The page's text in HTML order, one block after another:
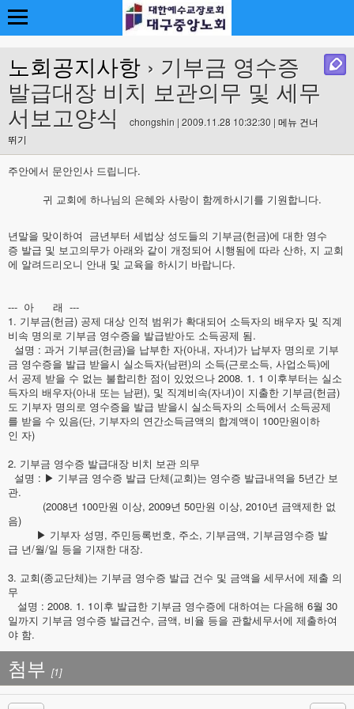
노회공지사항 › 기부금 영수증
발급대장 비치 보관의무 및 세무
서보고양식
chongshin | 2009.11.28 10:32:30 | 메뉴 건너
뛰기
주안에서 문안인사 드립니다.
귀 교회에 하나님의 은혜와 사랑이 함께하시기를 기원합니다.
년말을 맞이하여 금년부터 세법상 성도들의 기부금(헌금)에 대한 영수
증 발급 및 보고의무가 아래와 같이 개정되어 시행됨에 따라 산하, 지 교회
에 알려드리오니 안내 및 교육을 하시기 바랍니다.
--- 아 래 ---
1. 기부금(헌금) 공제 대상 인적 범위가 확대되어 소득자의 배우자 및 직계
비속 명의로 기부금 영수증을 발급받아도 소득공제 됨.
설명 : 과거 기부금(헌금)을 납부한 자(아내, 자녀)가 납부자 명의로 기부
금 영수증을 발급 받을시 실소득자(남편)의 소득(근로소득, 사업소득)에
서 공제 받을 수 없는 불합리한 점이 있었으나 2008. 1. 1 이후부터는 실소
득자의 배우자(아내 또는 남편), 및 직계비속(자녀)이 지출한 기부금(헌금)
도 기부자 명의로 영수증을 발급 받을시 실소득자의 소득에서 소득공제
를 받을 수 있음(단, 기부자의 연간소득금액의 합계액이 100만원이하
인 자)
2. 기부금 영수증 발급대장 비치 보관 의무
설명 : ▶ 기부금 영수증 발급 단체(교회)는 영수증 발급내역을 5년간 보
관.
(2008년 100만원 이상, 2009년 50만원 이상, 2010년 금액제한 없
음)
▶ 기부자 성명, 주민등록번호, 주소, 기부금액, 기부금영수증 발
급 년/월/일 등을 기재한 대장.
3. 교회(종교단체)는 기부금 영수증 발급 건수 및 금액을 세무서에 제출 의
무
설명 : 2008. 1. 1이후 발급한 기부금 영수증에 대하여는 다음해 6월 30
일까지 기부금 영수증 발급건수, 금액, 비율 등을 관할세무서에 제출하여
야 함.
첨부 [1]